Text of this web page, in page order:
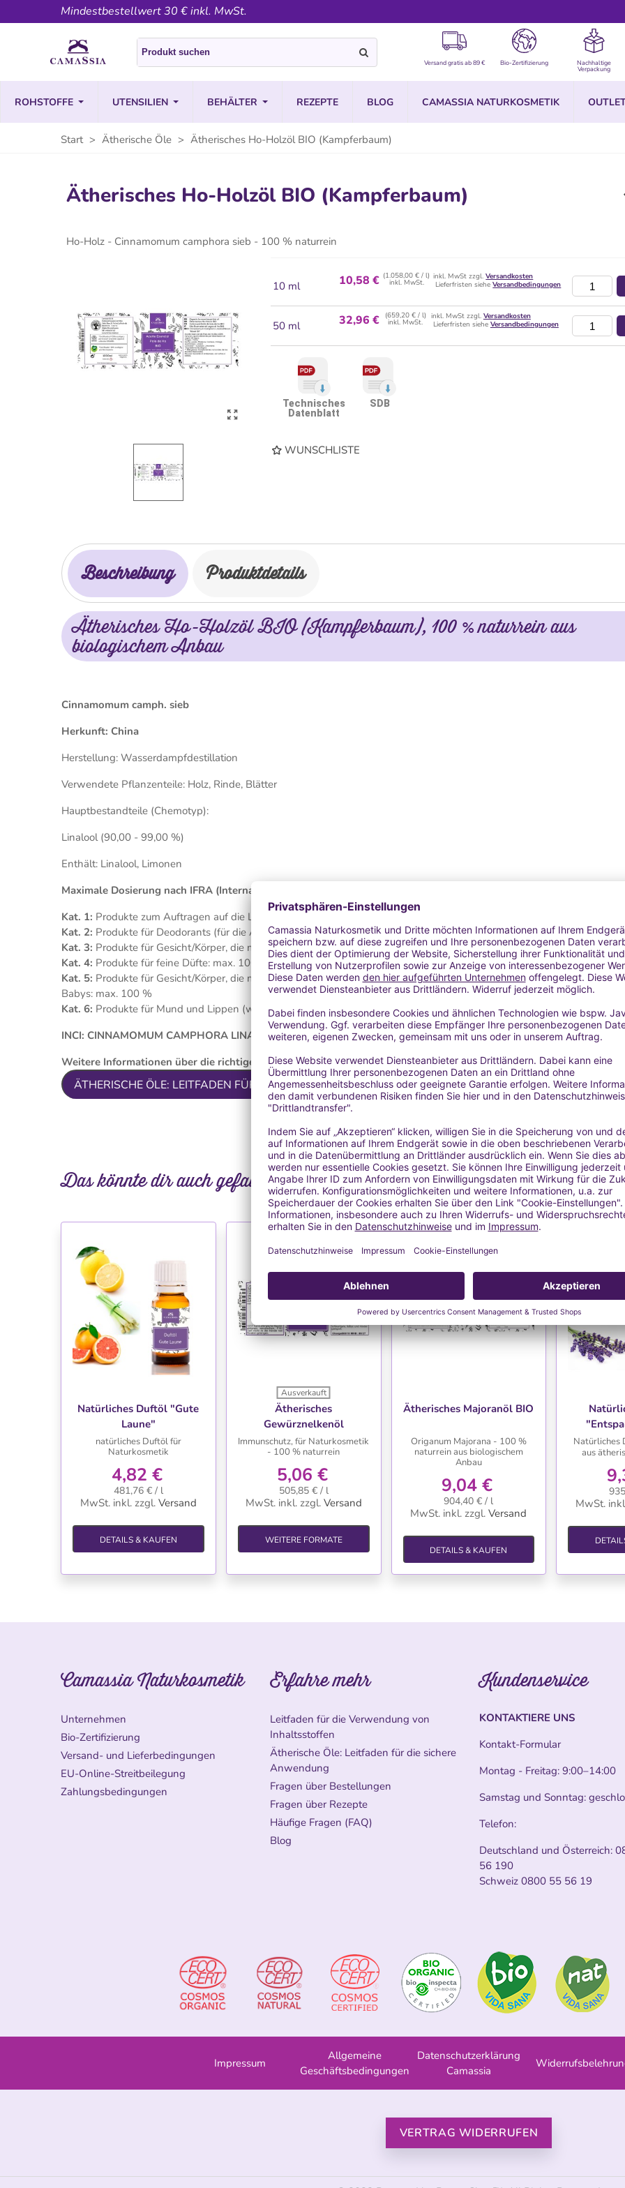
Mindestbestellwert 30 € inkl. MwSt.
Versand gratis ab 89 € Bio-Zertifizierung Nachhaltige
Verpackung
ROHSTOFFE UTENSILIEN BEHÄLTER REZEPTE BLOG CAMASSIA NATURKOSMETIK
Start > Ätherische Öle > Ätherisches Ho-Holzöl BIO (Kampferbaum)
Ätherisches Ho-Holzöl BIO (Kampferbaum)
Ho-Holz - Cinnamomum camphora sieb - 100 % naturrein
10 ml 10,58 € (1.058,00 € / l)
inkl. MwSt.
inkl. MwSt zzgl.Versandkosten
Lieferfristen sieheVersandbedingungen
50 ml 32,96 € (659,20 € / l)
inkl. MwSt.
inkl. MwSt zzgl. Versandkosten
Lieferfristen siehe Versandbedingungen
Technisches
Datenblatt
SDB
WUNSCHLISTE
Beschreibung Produktdetails
Ätherisches Ho-Holzöl BIO (Kampferbaum), 100 % naturrein aus
biologischem Anbau
Cinnamomum camph. sieb
Herkunft: China
Herstellung: Wasserdampfdestillation
Verwendete Pflanzenteile: Holz, Rinde, Blätter
Hauptbestandteile (Chemotyp):
Linalool (90,00 - 99,00 %)
Enthält: Linalool, Limonen
Maximale Dosierung nach IFRA (International Fragrance Association - 49th amendment):
Kat. 1: Produkte zum Auftragen auf die Lippen: max. 100 %
Kat. 2: Produkte für Deodorants (für die Achselhöhlen): max. 100 %
Kat. 3: Produkte für Gesicht/Körper, die mit den Fingerspitzen aufgetragen werden: max. 100%
Kat. 4: Produkte für feine Düfte: max. 100 %
Kat. 5: Produkte für Gesicht/Körper, die mit den Handflächen aufgetragen werden, normalerweise ohne Spülung;
Babys: max. 100 %
Kat. 6: Produkte für Mund und Lippen (wie Zahnpasta oder Mundspülung): max. 100 %
INCI: CINNAMOMUM CAMPHORA LINALOOLIFERUM WOOD OIL
Weitere Informationen über die richtige Anwendung und Dosierung ätherischer Öle findest du hier:
ÄTHERISCHE ÖLE: LEITFADEN FÜR DIE SICHERE ANWENDUNG
Das könnte dir auch gefallen
Natürliches Duftöl "Gute
Laune"
natürliches Duftöl für
Naturkosmetik
4,82 €
481,76 € / l
MwSt. inkl. zzgl. Versand
DETAILS & KAUFEN
WUNSCHLISTE
Ausverkauft
Ätherisches
Gewürznelkenöl
Immunschutz, für Naturkosmetik
- 100 % naturrein
5,06 €
505,85 € / l
MwSt. inkl. zzgl. Versand
WEITERE FORMATE
Ätherisches Majoranöl BIO
Origanum Majorana - 100 %
naturrein aus biologischem
Anbau
9,04 €
904,40 € / l
MwSt. inkl. zzgl. Versand
DETAILS & KAUFEN
Natürliches
aus
MwSt.
Camassia Naturkosmetik
Unternehmen
Bio-Zertifizierung
Versand- und Lieferbedingungen
EU-Online-Streitbeilegung
Zahlungsbedingungen
Erfahre mehr
Leitfaden für die Verwendung von
Inhaltsstoffen
Ätherische Öle: Leitfaden für die sichere
Anwendung
Fragen über Bestellungen
Fragen über Rezepte
Häufige Fragen (FAQ)
Blog
Kundenservice
KONTAKTIERE UNS
Kontakt-Formular
Montag - Freitag: 9:00–14:00
Samstag und Sonntag:
Telefon:
Deutschland und Österreich:
56 190
Schweiz 0800 55 56 19
Impressum
Allgemeine
Geschäftsbedingungen
Datenschutzerklärung
Camassia
VERTRAG WIDERRUFEN